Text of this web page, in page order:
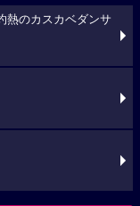
熱のカスカベダンサ